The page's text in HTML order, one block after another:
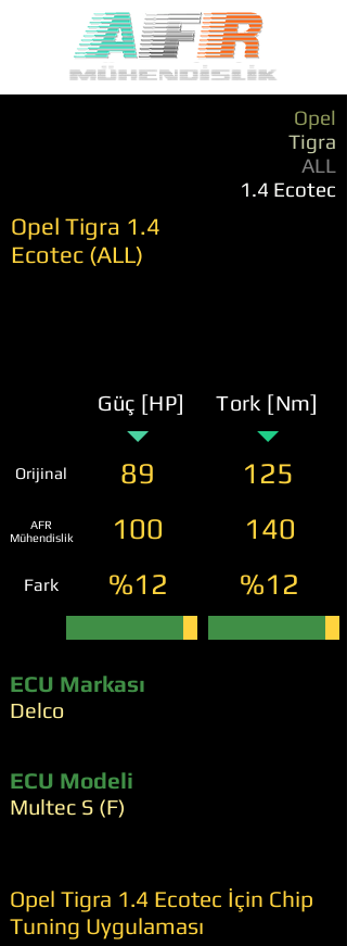
Opel
Tigra
ALL
1.4 Ecotec
Opel Tigra 1.4
Ecotec (ALL)
Güç [HP] Tork [Nm]
Orijinal 89 125
AFR
Mühendislik
100 140
Fark %12 %12
ECU Markası
Delco
ECU Modeli
Multec S (F)
Opel Tigra 1.4 Ecotec İçin Chip
Tuning Uygulaması